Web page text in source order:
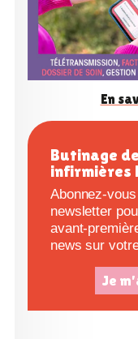
e
n
e
En
Butinage de news entre
infirmières
Abonnez-vous à notre
newsletter
avant-
news sur
Je